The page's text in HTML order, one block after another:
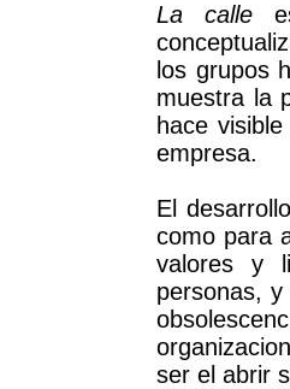
La calle
los grupos
muestra la
hace
empresa.
El
como para
valores y
personas,
ser el abrir